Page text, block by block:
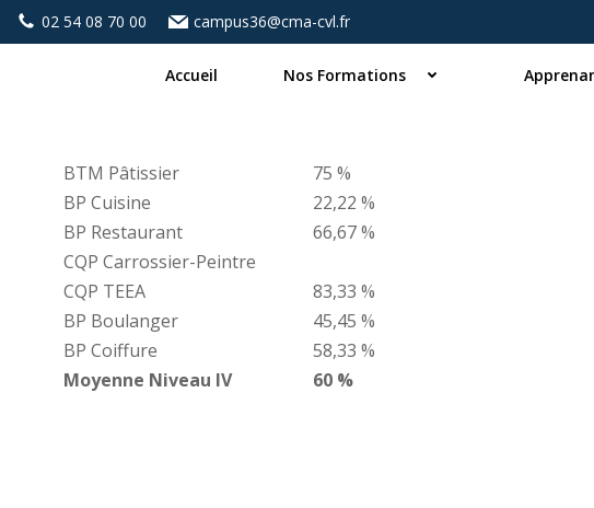
Aller
au
02 54 08 70 00 campus36@cma-cvl.fr
Accueil Nos Formations
BTM Pâtissier
75 %
BP Cuisine
22,22 %
BP Restaurant
66,67 %
CQP Carrossier-Peintre
CQP TEEA
83,33 %
BP Boulanger
45,45 %
BP Coiffure
58,33 %
Moyenne Niveau IV
60 %